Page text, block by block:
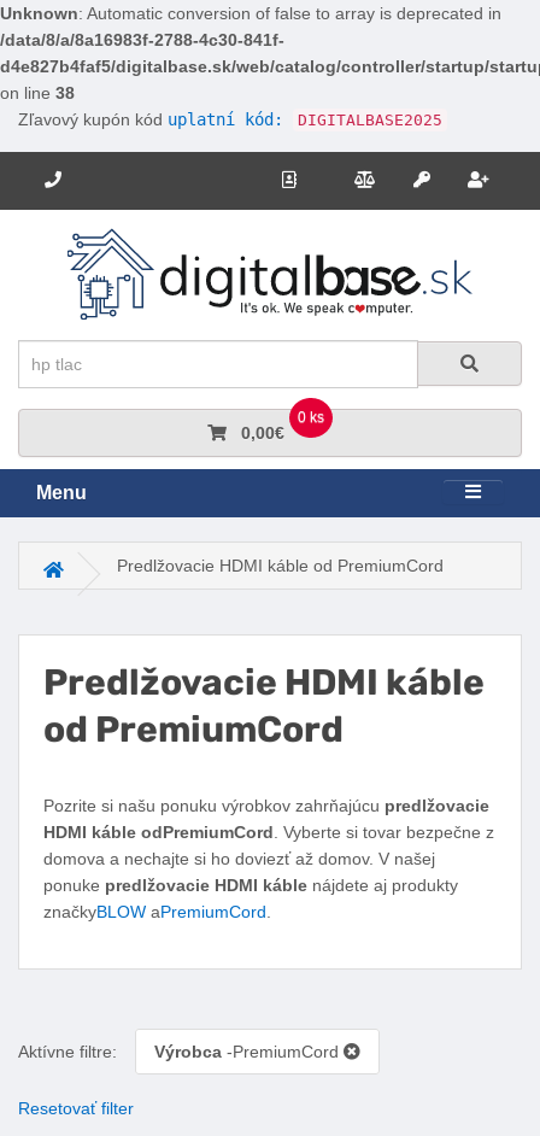
Unknown: Automatic conversion of false to array is deprecated in
/data/8/a/8a16983f-2788-4c30-841f-
d4e827b4faf5/digitalbase.sk/web/catalog/controller/startup/
on line 38
Zľavový kupón kód uplatní kód: DIGITALBASE2025
Potrebujete poradiť? Zavolajte nám. Kontakt Porovnanie
Prihlásiť sa
0 ks
0,00€
Menu
Hlavná stránkaPredlžovacie HDMI káble od PremiumCord
Predlžovacie HDMI káble
od PremiumCord
Facebook
TwitterPinterest
LinkedIn
Tumblr
reddit
Pozrite si našu ponuku výrobkov zahrňajúcu predlžovacie
HDMI káble odPremiumCord . Vyberte si tovar bezpečne z
domova a nechajte si ho doviezť až domov. V našej
ponuke predlžovacie HDMI káble nájdete aj produkty
značkyBLOW aPremiumCord
Aktívne filtre: Výrobca -PremiumCord
Resetovať filter